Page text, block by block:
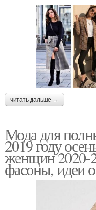
читать дальше →
Мода для
2019 году
женщин 2020-
фасоны, идеи